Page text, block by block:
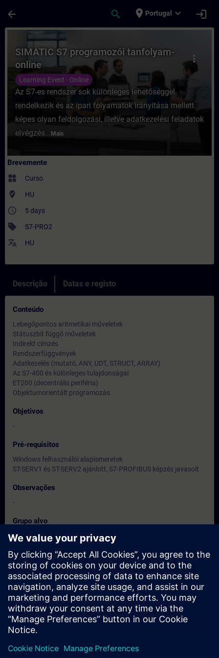
arrow_back search place Portugal expand_more login
Curso - SIMATIC S7 programozói
more_vert
SIMATIC S7 programozói tanfolyam-
online
Learning Event - Online
Az S7-es rendszer sok különleges lehetőséggel
rendelkezik és az ipari folyamatok irányítása mellett
képes olyan feldolgozási, illetve adatkezelési feladatok
elvégzés... Mais
Brevemente
widgets Curso
where_to_vote HU
access_time 5 days
sell S7-PRO2
translate HU
Descrição Datas e registo
Conteúdo
Lebegőpontos aritmetikai műveletek
Státuszbit függő műveletek
Indirekt címzés
Rendszerfüggvények
Adatkezelés (mutató, ANY, UDT, STRUCT, ARRAY)
Az S7-400 és különleges tulajdonságai
ET200 (decentrális periféria)
Objektumorientált programozás
Objetivos
-
Pré-requisitos
Windows felhasználói alapismeretek
ST-SERV1 és ST-SERV2 ajánlott, S7-PROFIBUS képzés javasolt
Observações
-
Grupo alvo
Programozók és vezető karbantartók
Datas e registo
Atualmente, nenhum evento disponível
Inscreva-se na lista de espera e receba uma notificação assim
que novas datas estiverem disponíveis.
Ativar serviço de notificação